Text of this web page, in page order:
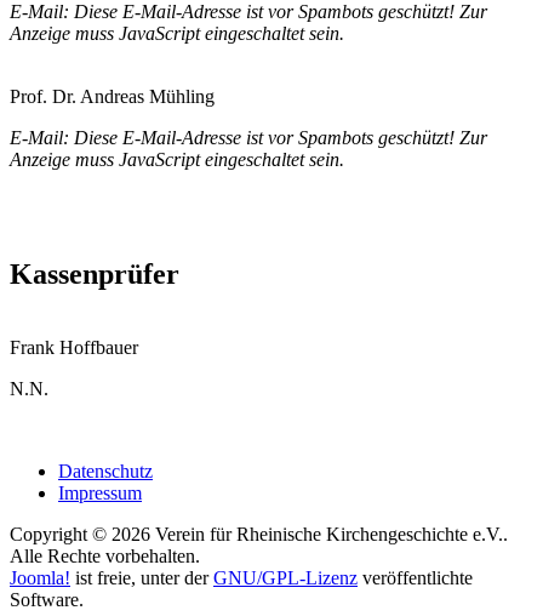
E-Mail: Diese E-Mail-Adresse ist vor Spambots geschützt! Zur
Anzeige muss JavaScript eingeschaltet sein.
Prof. Dr. Andreas Mühling
E-Mail: Diese E-Mail-Adresse ist vor Spambots geschützt! Zur
Anzeige muss JavaScript eingeschaltet sein.
Kassenprüfer
Frank Hoffbauer
N.N.
Datenschutz
Impressum
Copyright © 2026 Verein für Rheinische Kirchengeschichte e.V..
Alle Rechte vorbehalten.
Joomla! ist freie, unter derGNU/GPL-Lizenz veröffentlichte
Software.